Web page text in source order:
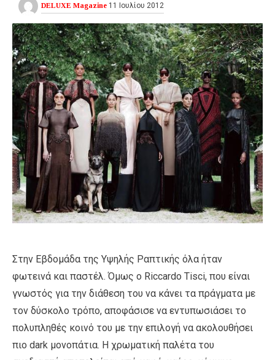
DELUXE Magazine 11 Ιουλίου 2012
Στην Εβδομάδα της Υψηλής Ραπτικής όλα ήταν
φωτεινά και παστέλ. Όμως ο Riccardo Tisci, που είναι
γνωστός για την διάθεση του να κάνει τα πράγματα με
τον δύσκολο τρόπο, αποφάσισε να εντυπωσιάσει το
πολυπληθές κοινό του με την επιλογή να ακολουθήσει
πιο dark μονοπάτια. Η χρωματική παλέτα του